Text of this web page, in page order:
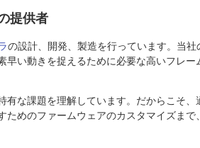
提供者
の設計、開発、製造を行っています。当
い動きを捉えるために必要な高いフレー
な課題を理解しています。だからこそ、
ためのファームウェアのカスタマイズま